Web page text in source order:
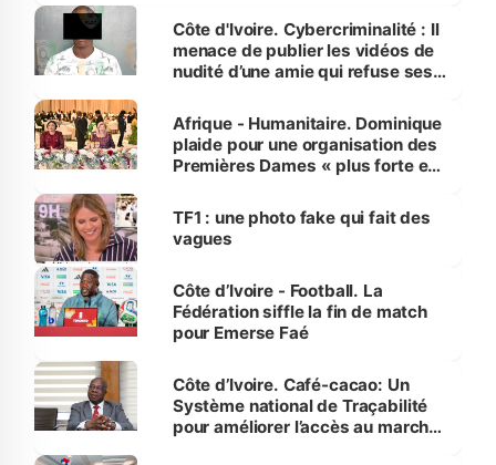
des Transports
Côte d'Ivoire. Cybercriminalité : Il
menace de publier les vidéos de
nudité d’une amie qui refuse ses
Afrique - Humanitaire. Dominique
plaide pour une organisation des
Premières Dames « plus forte et
sur la scène internationale »
TF1 : une photo fake qui fait des
vagues
Côte d’Ivoire - Football. La
Fédération siffle la fin de match
pour Emerse Faé
Côte d’Ivoire. Café-cacao: Un
Système national de Traçabilité
pour améliorer l’accès au marché